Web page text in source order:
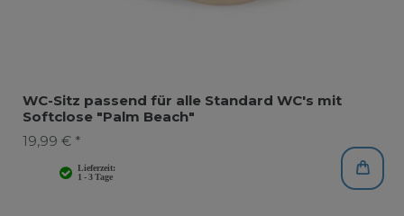
WC-Sitz passend für alle Standard WC's mit
Softclose "Palm Beach"
19,99 € *